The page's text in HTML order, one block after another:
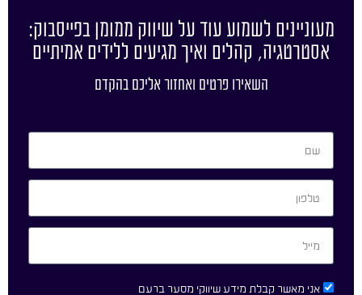
מעוניינים לשמוע עוד על שיווק ממומן בפייסבוק:
אסטרטגיה, קהלים ואיך מגיעים ללידים אמיתיים
השאירו פרטים ואחזור אליכם בהקדם
אני מאשר קבלת מידע שיווקי מסער ברעם